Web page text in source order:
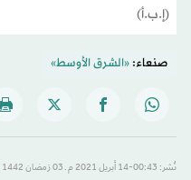
(إ.ب.أ)
صنعاء:«الشرق الأوسط»
نُشر: 00:43-14 أبريل 2021 م ـ 03 رَمضان 1442 هـ